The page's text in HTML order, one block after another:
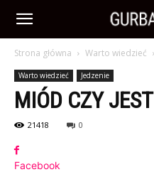
Strona główna Warto wiedzieć
Warto wiedzieć Jedzenie
MIÓD CZY
21418 0
Facebook